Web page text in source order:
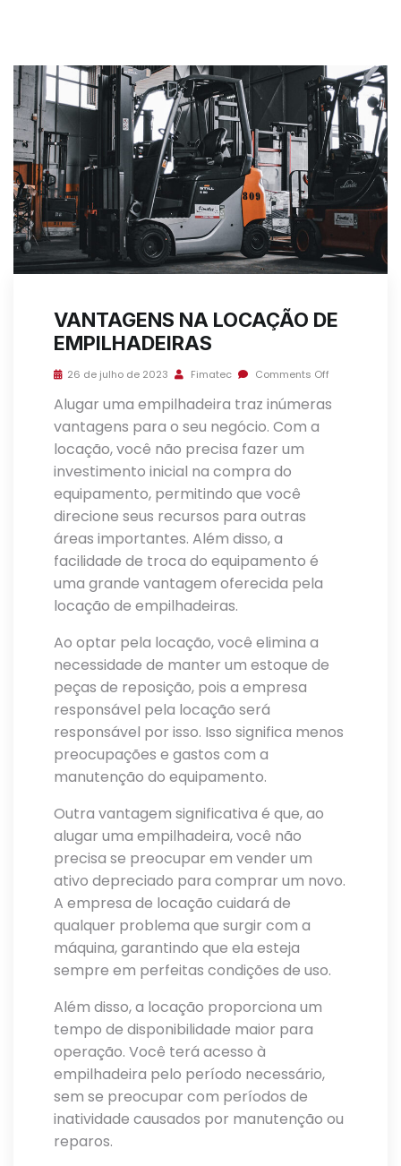
VANTAGENS NA LOCAÇÃO DE
EMPILHADEIRAS
26 de julho de 2023 Fimatec Comments Off
Alugar uma empilhadeira traz inúmeras
vantagens para o seu negócio. Com a
locação, você não precisa fazer um
investimento inicial na compra do
equipamento, permitindo que você
direcione seus recursos para outras
áreas importantes. Além disso, a
facilidade de troca do equipamento é
uma grande vantagem oferecida pela
locação de empilhadeiras.
Ao optar pela locação, você elimina a
necessidade de manter um estoque de
peças de reposição, pois a empresa
responsável pela locação será
responsável por isso. Isso significa menos
preocupações e gastos com a
manutenção do equipamento.
Outra vantagem significativa é que, ao
alugar uma empilhadeira, você não
precisa se preocupar em vender um
ativo depreciado para comprar um novo.
A empresa de locação cuidará de
qualquer problema que surgir com a
máquina, garantindo que ela esteja
sempre em perfeitas condições de uso.
Além disso, a locação proporciona um
tempo de disponibilidade maior para
operação. Você terá acesso à
empilhadeira pelo período necessário,
sem se preocupar com períodos de
inatividade causados por manutenção ou
reparos.